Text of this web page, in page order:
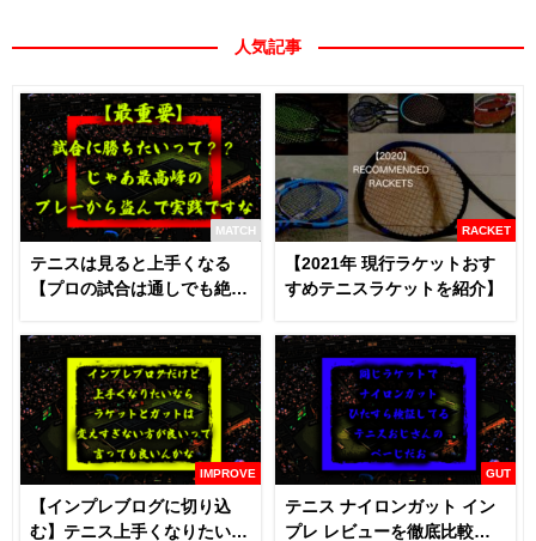
人気記事
MATCH
テニスは見ると上手くなる
【プロの試合は通しでも絶対
RACKET
【2021年 現行ラケットおす
すめテニスラケットを紹介】
IMPROVE
【インプレブログに切り込
む】テニス上手くなりたいな
GUT
テニス ナイロンガット イン
プレ レビューを徹底比較